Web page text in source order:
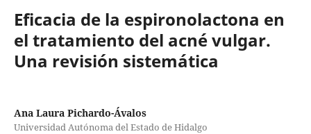
Eficacia de la espironolactona en
el tratamiento del acné vulgar.
Una revisión sistemática
Ana Laura Pichardo-Ávalos
Universidad Autónoma del Estado de Hidalgo